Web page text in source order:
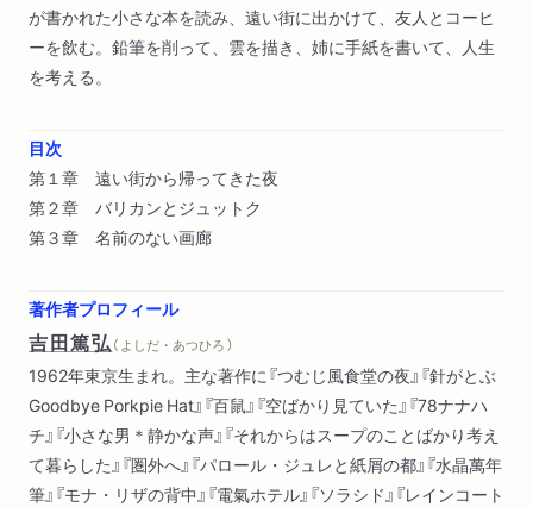
が書かれた小さな本を読み、遠い街に出かけて、友人とコーヒ
ーを飲む。鉛筆を削って、雲を描き、姉に手紙を書いて、人生
を考える。
目次
第１章 遠い街から帰ってきた夜
第２章 バリカンとジュットク
第３章 名前のない画廊
著作者プロフィール
吉田篤弘（ よしだ・あつひろ ）
1962年東京生まれ。主な著作に『つむじ風食堂の夜』『針がとぶ
Goodbye Porkpie Hat』『百鼠』『空ばかり見ていた』『78ナナハ
チ』『小さな男＊静かな声』『それからはスープのことばかり考え
て暮らした』『圏外へ』『パロール・ジュレと紙屑の都』『水晶萬年
筆』『モナ・リザの背中』『電氣ホテル』『ソラシド』『レインコート